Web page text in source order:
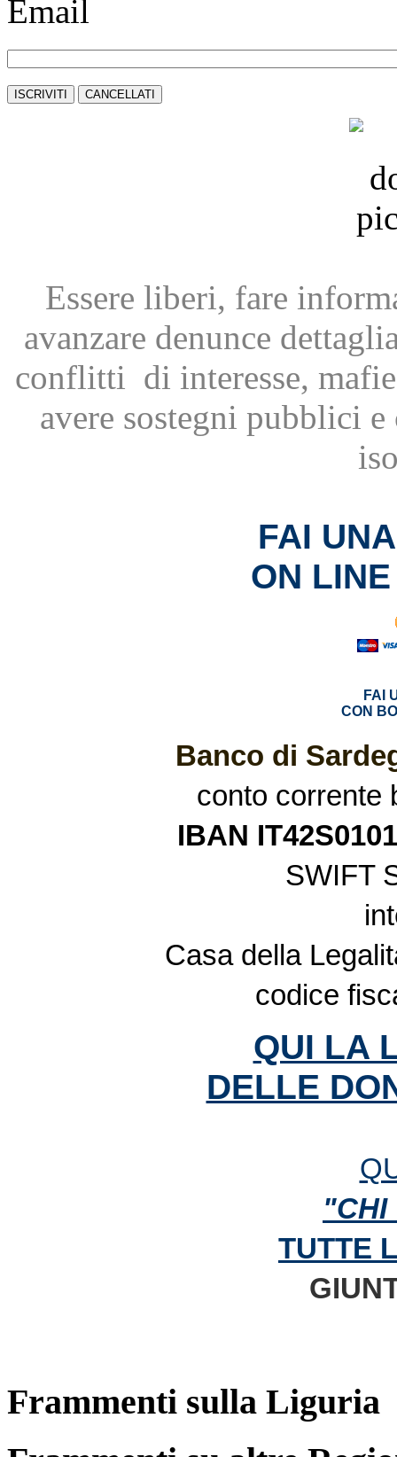
Email
Essere liberi, fare
avanzare denunce
conflitti di interesse,
avere sostegni pubblici
FAI
ON
FAI
CON
Banco di
conto corrente
IBAN
SWIFT
Casa della
codice
QUI LA
DELLE
"CHI
TUTTE
Frammenti sulla Liguria